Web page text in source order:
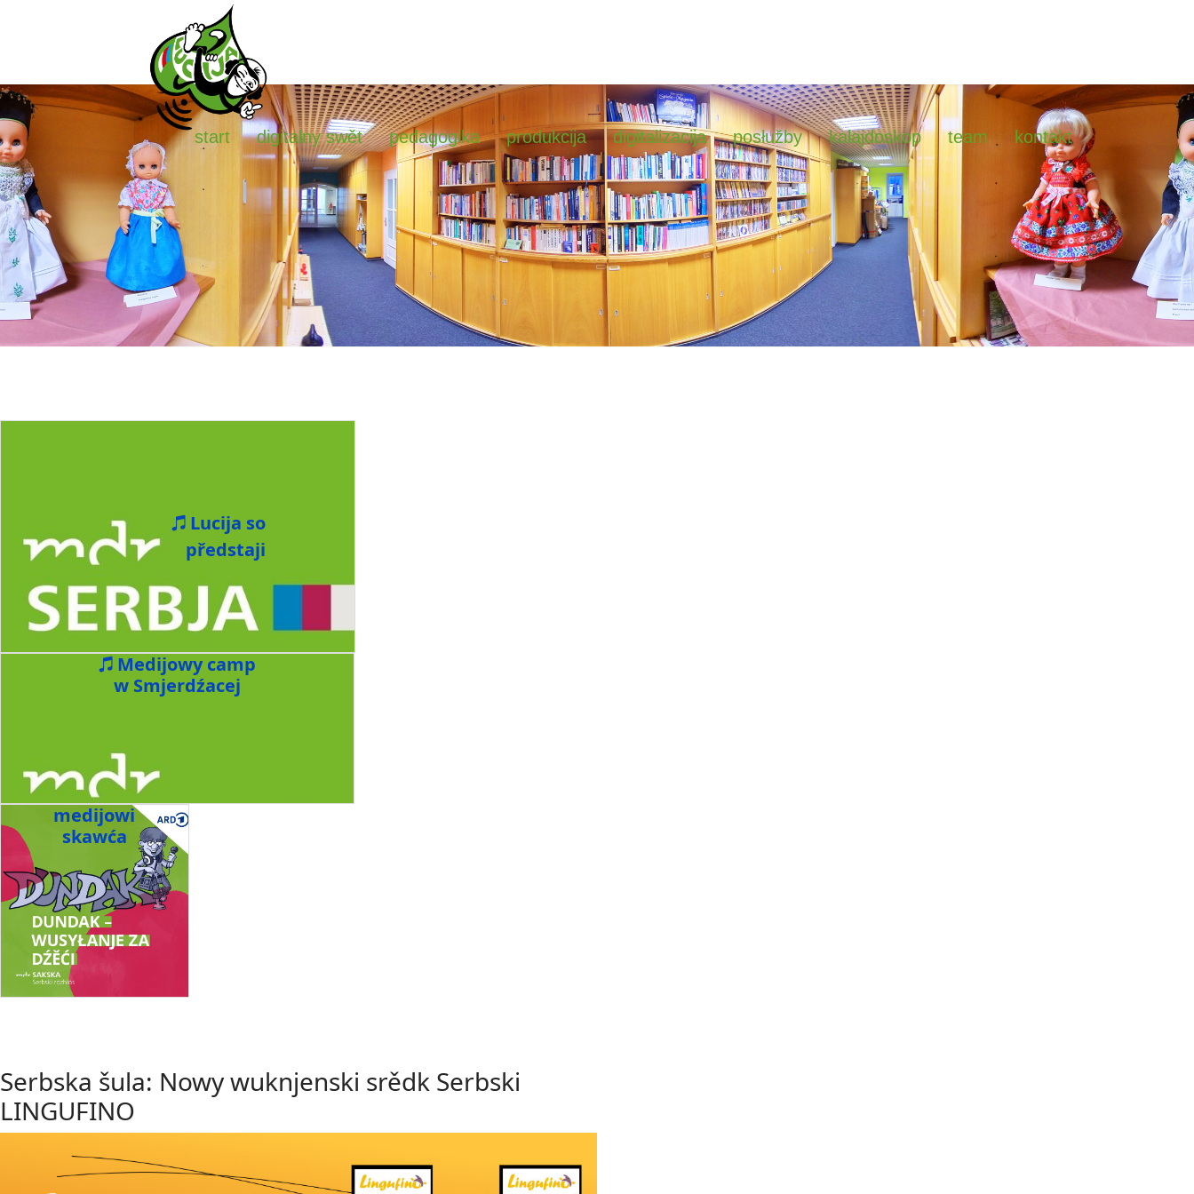
start digitalny swět pedagogika produkcija digitalizacija posłužby kalajdoskop team kontakt
Lucija so
předstaji
Medijowy camp
w Smjerdźacej
medijowi
skawća
Serbska šula: Nowy wuknjenski srědk Serbski
LINGUFINO